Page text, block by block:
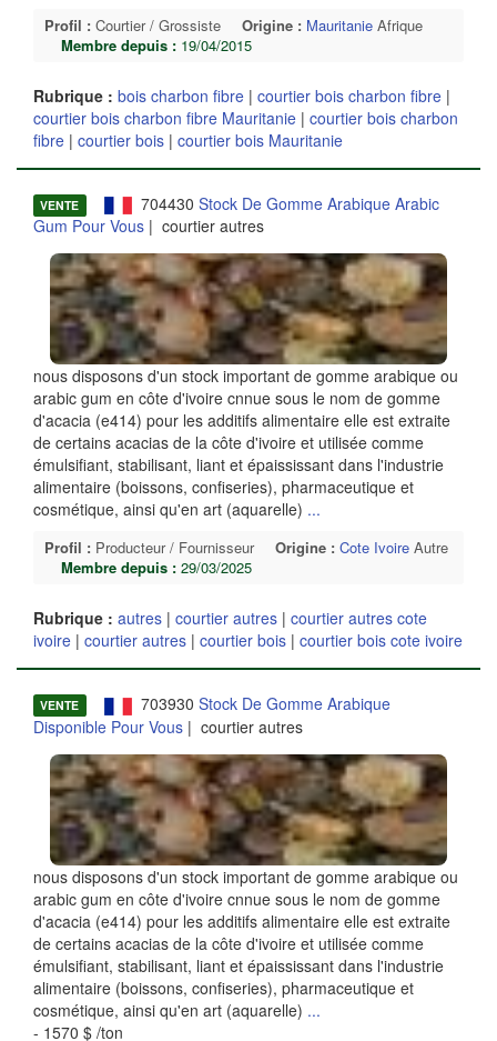
Profil : Courtier / Grossiste Origine : Mauritanie Afrique
Membre depuis : 19/04/2015
Rubrique : bois charbon fibre | courtier bois charbon fibre |
courtier bois charbon fibre Mauritanie | courtier bois charbon
fibre | courtier bois | courtier bois Mauritanie
VENTE 704430 Stock De Gomme Arabique Arabic
Gum Pour Vous | courtier autres
nous disposons d'un stock important de gomme arabique ou
arabic gum en côte d'ivoire cnnue sous le nom de gomme
d'acacia (e414) pour les additifs alimentaire elle est extraite
de certains acacias de la côte d'ivoire et utilisée comme
émulsifiant, stabilisant, liant et épaississant dans l'industrie
alimentaire (boissons, confiseries), pharmaceutique et
cosmétique, ainsi qu'en art (aquarelle) ...
Profil : Producteur / Fournisseur Origine : Cote Ivoire Autre
Membre depuis : 29/03/2025
Rubrique : autres | courtier autres | courtier autres cote
ivoire | courtier autres | courtier bois | courtier bois cote ivoire
VENTE 703930 Stock De Gomme Arabique
Disponible Pour Vous | courtier autres
nous disposons d'un stock important de gomme arabique ou
arabic gum en côte d'ivoire cnnue sous le nom de gomme
d'acacia (e414) pour les additifs alimentaire elle est extraite
de certains acacias de la côte d'ivoire et utilisée comme
émulsifiant, stabilisant, liant et épaississant dans l'industrie
alimentaire (boissons, confiseries), pharmaceutique et
cosmétique, ainsi qu'en art (aquarelle) ...
- 1570 $ /ton